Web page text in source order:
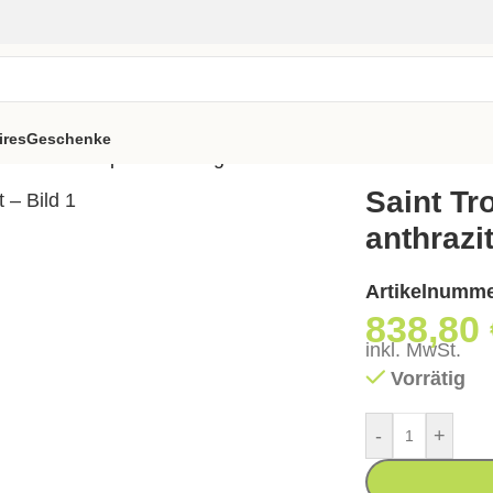
Geschenke
Saint
anthrazit
838,80
inkl. MwSt.
Vorrätig
- +